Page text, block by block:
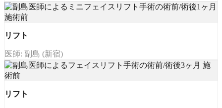
リフト
医師: 副島 (新宿)
リフト